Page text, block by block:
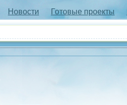
Новости Готовые проекты